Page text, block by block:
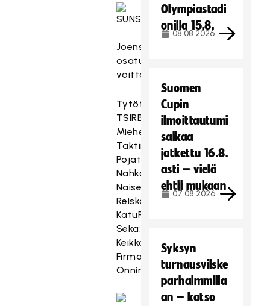
Joensuun
osaturnauksen
voittajat:
Tytöt:
TSIRBULAT
Miehet:
Taktiikkavelhot
Pojat:
Nahkat
Naiset:
Reiskan
KatuPuumat
Seka:
Keikkabussi
Firma:
Onninen
Olympiastadi
onilla 15.8.
08.08.2026
Suomen
Cupin
ilmoittautumi
saikaa
jatkettu 16.8.
asti – vielä
ehtii mukaan
07.08.2026
Syksyn
turnausvilske
parhaimmilla
an – katso